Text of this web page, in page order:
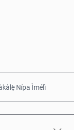
Nípa Ìmélì